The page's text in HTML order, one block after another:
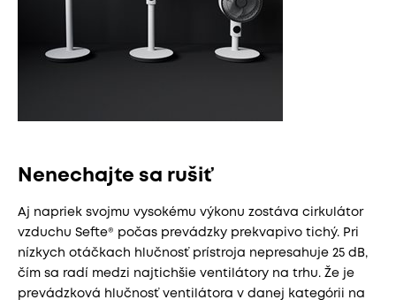
Nenechajte sa rušiť
Aj napriek svojmu vysokému výkonu zostáva cirkulátor
vzduchu Sefte® počas prevádzky prekvapivo tichý. Pri
nízkych otáčkach hlučnosť prístroja nepresahuje 25 dB,
čím sa radí medzi najtichšie ventilátory na trhu. Že je
prevádzková hlučnosť ventilátora v danej kategórii na